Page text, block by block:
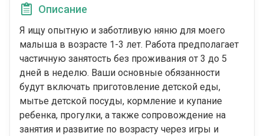
Описание
Я ищу опытную и заботливую няню для моего
малыша в возрасте 1-3 лет. Работа предполагает
частичную занятость без проживания от 3 до 5
дней в неделю. Ваши основные обязанности
будут включать приготовление детской еды,
мытье детской посуды, кормление и купание
ребенка, прогулки, а также сопровождение на
занятия и развитие по возрасту через игры и